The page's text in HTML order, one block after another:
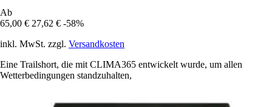
Ab
65,00 € 27,62 € -58%
inkl. MwSt. zzgl. Versandkosten
Eine Trailshort, die mit CLIMA365 entwickelt wurde, um allen
Wetterbedingungen standzuhalten,